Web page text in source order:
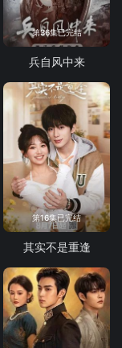
第36集已完结
兵自风中来
第16集已完结
其实不是重逢